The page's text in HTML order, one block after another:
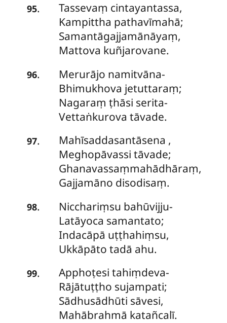
95. Tassevaṃ cintayantassa,
Kampittha pathavīmahā;
Samantāgajjamānāyaṃ,
Mattova kuñjarovane.
96.
Merurājo namitvāna-
Bhimukhova jetuttaraṃ;
Nagaraṃ ṭhāsi serita-
Vettaṅkurova tāvade.
97. Mahīsaddasantāsena ,
Meghopāvassi tāvade;
Ghanavassaṃmahādhāraṃ,
Gajjamāno disodisaṃ.
98.
Nicchariṃsu bahūvijju-
Latāyoca samantato;
Indacāpā uṭṭhahiṃsu,
Ukkāpāto tadā ahu.
99.
Apphoṭesi tahiṃdeva-
Rājātuṭṭho sujampati;
Sādhusādhūti sāvesi,
Mahābrahmā katañcalī.